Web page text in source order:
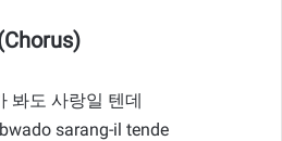
(Chorus)
봐도 사랑일 텐데
sarang-il tende